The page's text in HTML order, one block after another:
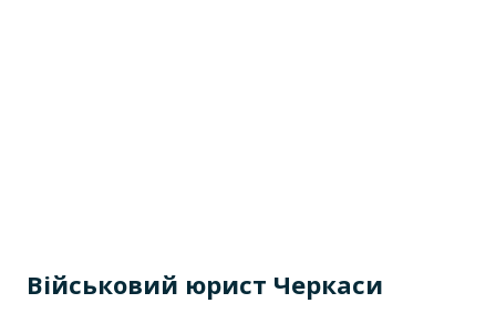
Військовий юрист Черкаси